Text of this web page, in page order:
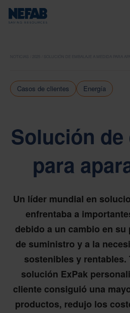
NOTICIAS SOLUCIÓN DE EMBALAJE A MEDIDA PARA
Casos de clientes Energía
Solución de
para
Un líder mundial en
enfrentaba a
debido a un cambio en su
de suministro y a la
sostenibles y rentables.
solución ExPak
cliente consiguió una
productos, redujo los